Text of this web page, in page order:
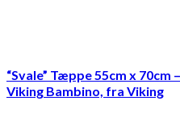
“Svale” Tæppe 55cm x 70cm
Viking Bambino, fra Viking